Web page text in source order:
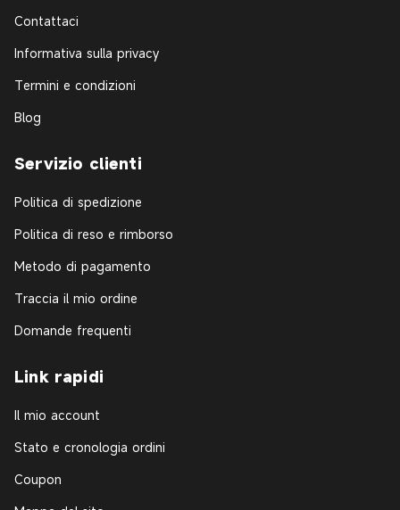
Contattaci
Informativa sulla privacy
Termini e condizioni
Blog
Servizio clienti
Politica di spedizione
Politica di reso e rimborso
Metodo di pagamento
Traccia il mio ordine
Domande frequenti
Link rapidi
Il mio account
Stato e cronologia ordini
Coupon